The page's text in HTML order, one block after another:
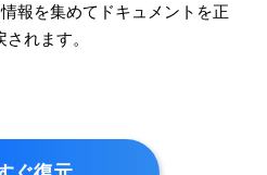
報を集めてドキュメントを正
れます。